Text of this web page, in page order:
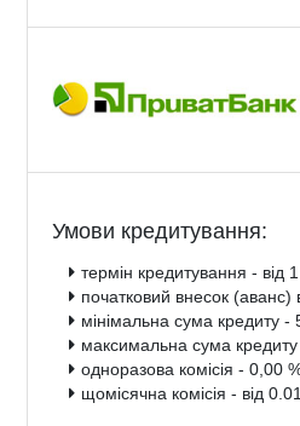
Умови кредитування:
термін кредитування - від
початковий внесок (аванс)
мінімальна сума кредиту -
максимальна сума кредиту
одноразова комісія - 0,00
щомісячна комісія - від